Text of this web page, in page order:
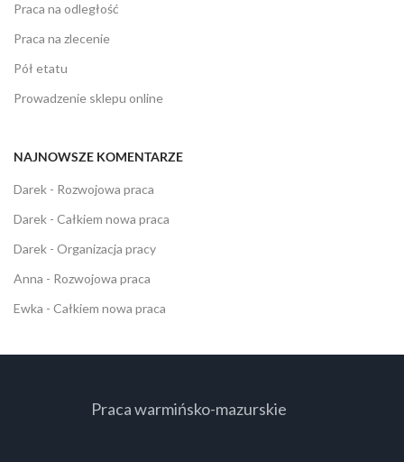
Praca na odległość
Praca na zlecenie
Pół etatu
Prowadzenie sklepu online
NAJNOWSZE KOMENTARZE
Darek - Rozwojowa praca
Darek - Całkiem nowa praca
Darek - Organizacja pracy
Anna - Rozwojowa praca
Ewka - Całkiem nowa praca
Praca warmińsko-mazurskie